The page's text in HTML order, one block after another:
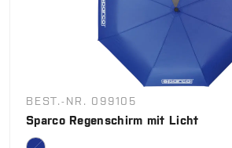
BEST.-NR. 099105
Sparco Regenschirm mit Licht